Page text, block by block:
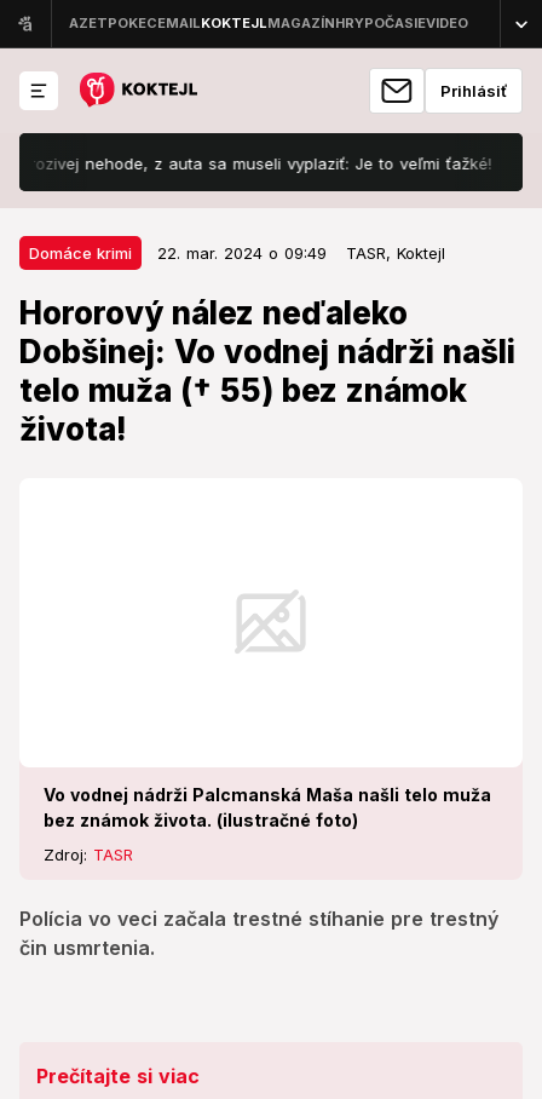
Prihlásiť
nehode, z auta sa museli vyplaziť: Je to veľmi ťažké!
Domáce krimi 22. mar. 2024 o 09:49 TASR, Koktejl
Hororový nález neďaleko
Dobšinej: Vo vodnej nádrži našli
telo muža († 55) bez známok
života!
Vo vodnej nádrži Palcmanská Maša našli telo muža
bez známok života. (ilustračné foto)
Zdroj: TASR
Polícia vo veci začala trestné stíhanie pre trestný
čin usmrtenia.
Domáce krimi 22. mar. 2024 o 09:49
Hororový nález neďaleko
Dobšinej: Vo vodnej nádrži našli
telo muža († 55) bez známok
života!
Prečítajte si viac